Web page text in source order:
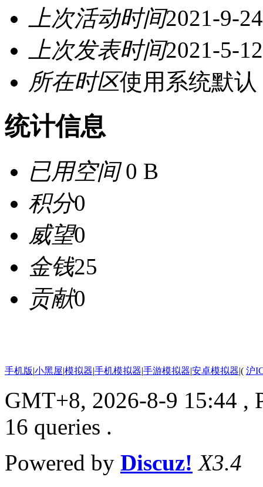
上次活动时间2021-9-
上次发表时间2021-5-
所在时区使用系统默认
统计信息
已用空间0 B
积分0
威望0
金钱25
贡献0
手机版|小黑屋|模拟器|手机模拟器|手游模拟器|安卓模拟器|( 沪
GMT+8, 2026-8-9 15:44 ,
16 queries .
Powered by Discuz! X3.4